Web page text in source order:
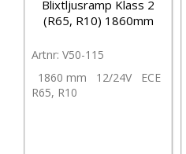
Blixtljusramp Klass 2
(R65, R10) 1860mm
V50-115
1860 mm 12/24V ECE
R65, R10